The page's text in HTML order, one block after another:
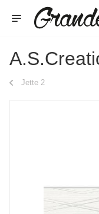
Jette 2